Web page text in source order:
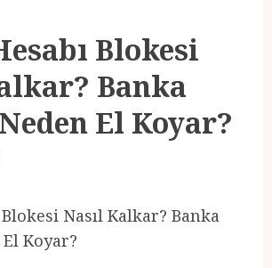
Blokesi
Banka
El Koyar?
Nasıl Kalkar? Banka
Koyar?